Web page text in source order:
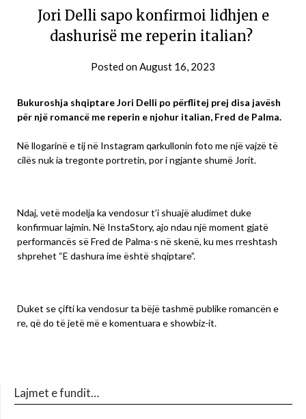
Jori Delli sapo konfirmoi lidhjen e
dashurisë me reperin italian?
Posted onAugust 16, 2023
Bukuroshja shqiptare Jori Delli po përflitej prej disa javësh
për një romancë me reperin e njohur italian, Fred de Palma.
Në llogarinë e tij në Instagram qarkullonin foto me një vajzë të
cilës nuk ia tregonte portretin, por i ngjante shumë Jorit.
Ndaj, vetë modelja ka vendosur t’i shuajë aludimet duke
konfirmuar lajmin. Në InstaStory, ajo ndau një moment gjatë
performancës së Fred de Palma-s në skenë, ku mes rreshtash
shprehet “E dashura ime është shqiptare”.
Duket se çifti ka vendosur ta bëjë tashmë publike romancën e
re, që do të jetë më e komentuara e showbiz-it.
Lajmet e fundit…